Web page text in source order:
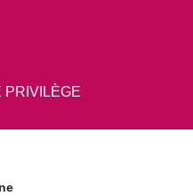
PRIVILÈGE